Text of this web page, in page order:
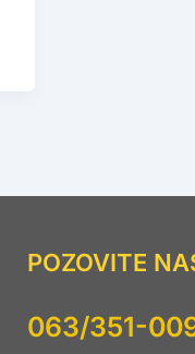
POZOVITE
063/351-